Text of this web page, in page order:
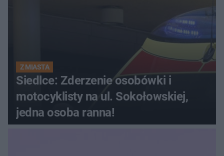
Z MIASTA
Siedlce: Zderzenie osobówki i
motocyklisty na ul. Sokołowskiej,
jedna osoba ranna!